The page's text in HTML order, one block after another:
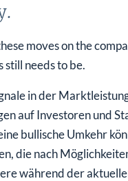
moves on the
still needs to be.
in der
auf Investoren und
bullische Umkehr
die nach
während der